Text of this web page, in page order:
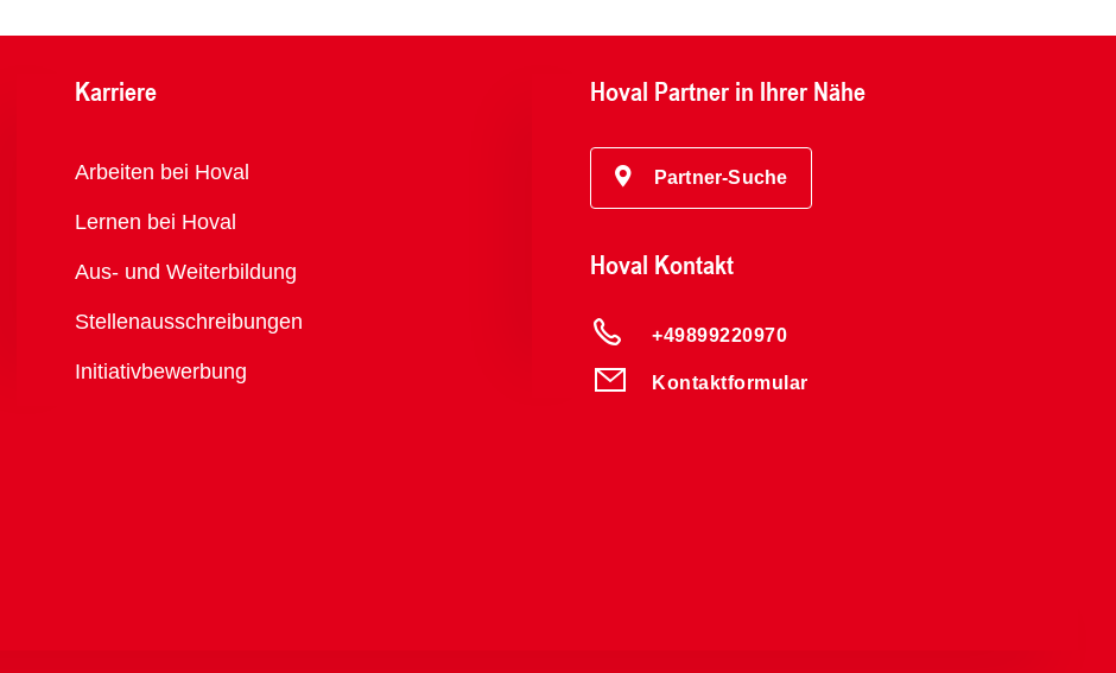
Karriere
Übersicht
Arbeiten bei Hoval
Lernen bei Hoval
Aus- und Weiterbildung
Stellenausschreibungen
Initiativbewerbung
Hoval Partner in Ihrer Nähe
Partner-Suche
Hoval Kontakt
+49899220970
Kontaktformular